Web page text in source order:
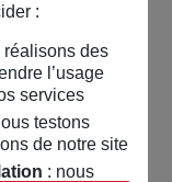
:
des
l’usage
services
testons
de notre site
: nous